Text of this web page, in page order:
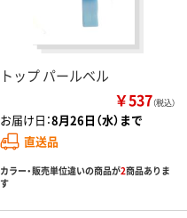
トップ パールベル
￥537（税込）
お届け日：8月26日（水）まで
直送品
カラー・販売単位違いの商品が2商品ありま
す